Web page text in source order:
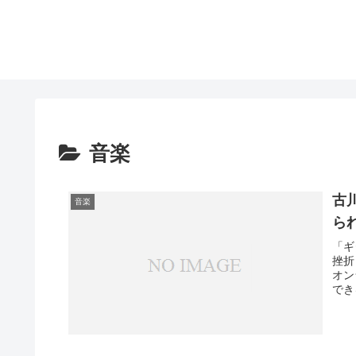
音楽
音楽
古
ら
「
挫
オ
で